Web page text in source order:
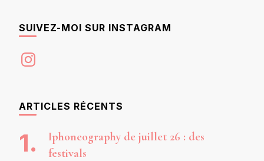
SUIVEZ-MOI SUR INSTAGRAM
Instagram
ARTICLES RÉCENTS
Iphoneography de juillet 26 : des
festivals